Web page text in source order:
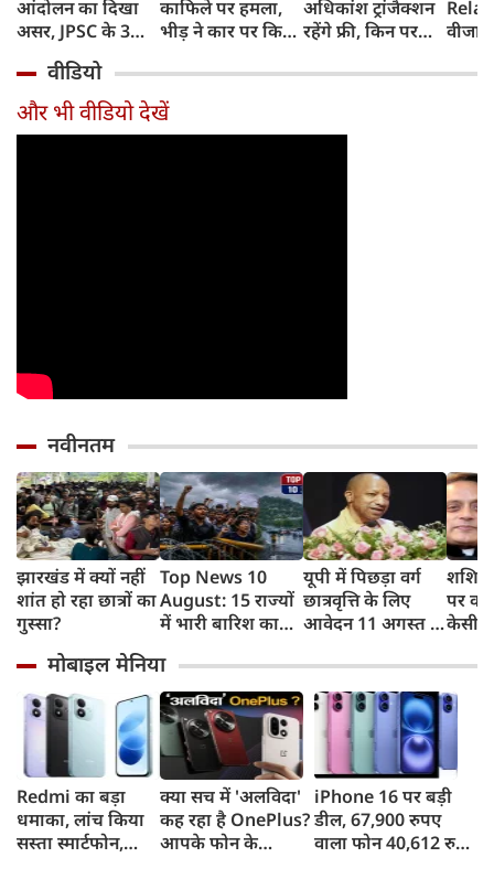
आंदोलन का दिखा
असर, JPSC के 3
इस्‍तीफा, प्रदर्शन को
लेकर क्या बोले CM
हेमंत सोरेन?
काफिले पर हमला,
भीड़ ने कार पर किया
पुलिस पर लगा यह
आरोप
अधिकांश ट्रांजैक्शन
रहेंगे फ्री, किन पर
ने दिया बड़ा अपडेट
वीजा
वीडियो
और भी वीडियो देखें
नवीनतम
झारखंड में क्यों नहीं
शांत हो रहा छात्रों का
गुस्सा?
Top News 10
August: 15 राज्यों
में भारी बारिश का
आज छात्रों का
विधानसभा मार्च
यूपी में पिछड़ा वर्ग
छात्रवृत्ति के लिए
आवेदन 11 अगस्त से,
तिथि, योगी सरकार में
छात्रों को मिला
मजबूत सहारा
शशि
पर
केसी
ने
मोबाइल मेनिया
Redmi का बड़ा
धमाका, लांच किया
सस्ता स्मार्टफोन,
क्या सच में 'अलविदा'
कह रहा है OnePlus?
आपके फोन के
iPhone 16 पर बड़ी
डील, 67,900 रुपए
वाला फोन 40,612 रुपए